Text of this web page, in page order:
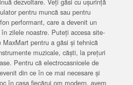
pentru muncă sau pentru
performant, care a devenit un
zilele noastre. Puteți accesa site-
pentru a găsi și tehnică
muzicale, căști, la prețuri
Pentru că electrocasnicele de
din ce în ce mai necesare și
în casa fiecărui om modern, avem